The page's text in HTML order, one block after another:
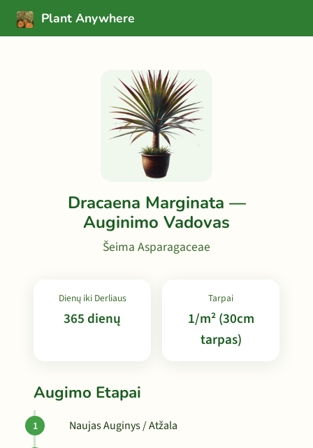
Plant Anywhere
Dracaena Marginata —
Auginimo Vadovas
Šeima Asparagaceae
Dienų iki Derliaus
365 dienų
Tarpai
1/m² (30cm
tarpas)
Augimo Etapai
Naujas Auginys / Atžala